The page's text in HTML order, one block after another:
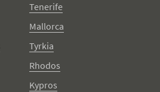
Tenerife
Mallorca
Tyrkia
Rhodos
Kypros